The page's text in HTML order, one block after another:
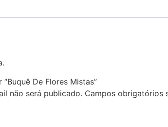
De Flores Mistas”
não será publicado. Campos obrigatórios